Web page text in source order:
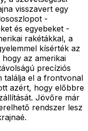
visszavert egy
-
és egyebeket -
rakétákkal, a
kísérték az
az amerikai
precíziós
találja el a frontvonal
azért, hogy előbbre
Jövőre már
rendszer lesz